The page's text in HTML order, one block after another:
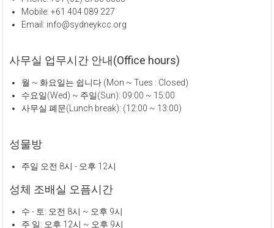
Mobile: +61 404 089 227
Email: info@sydneykcc.org
사무실 업무시간 안내(Office hours)
월 ~ 화요일는 쉽니다 (Mon ~ Tues : Closed)
수요일(Wed) ~ 주일(Sun): 09:00 ~ 15:00
사무실 폐문(Lunch break): (12:00 ~ 13:00)
성물방
주일 오전 8시 - 오후 12시
성체 조배실 오픔시간
수 - 토: 오전 8시 ~ 오후 9시
주 일: 오후 12시 ~ 오후 9시